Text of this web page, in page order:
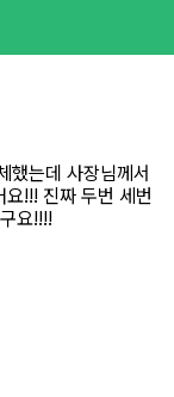
했는데 사장님께서
!!! 진짜 두번 세번
요!!!!